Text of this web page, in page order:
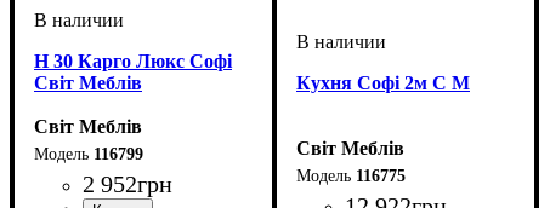
Н 30 Карго Люкс Софі
Світ Меблів
Світ Меблів
116799
2 952грн
Кухня Софі 2м С М
Світ Меблів
116775